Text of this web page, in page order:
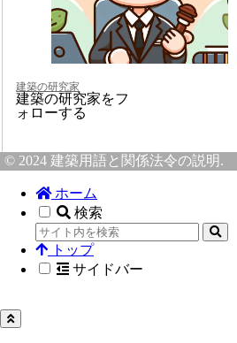
建築の研究家
建築の研究家をフ
ォローする
© 2024 建築用語と関係法令の説明.
ホーム
検索
トップ
サイドバー